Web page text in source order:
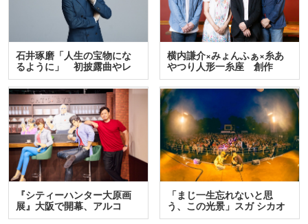
石井琢磨「人生の宝物にな
るように」 初披露曲やレ
ア…
横内謙介×みょんふぁ×糸あ
やつり人形一糸座 創作
人…
『シティーハンター大原画
展』大阪で開幕、アルコ
＆…
「まじ一生忘れないと思
う、この光景」スガ シカオ
と…